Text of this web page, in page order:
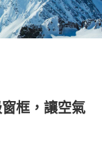
框，讓空氣